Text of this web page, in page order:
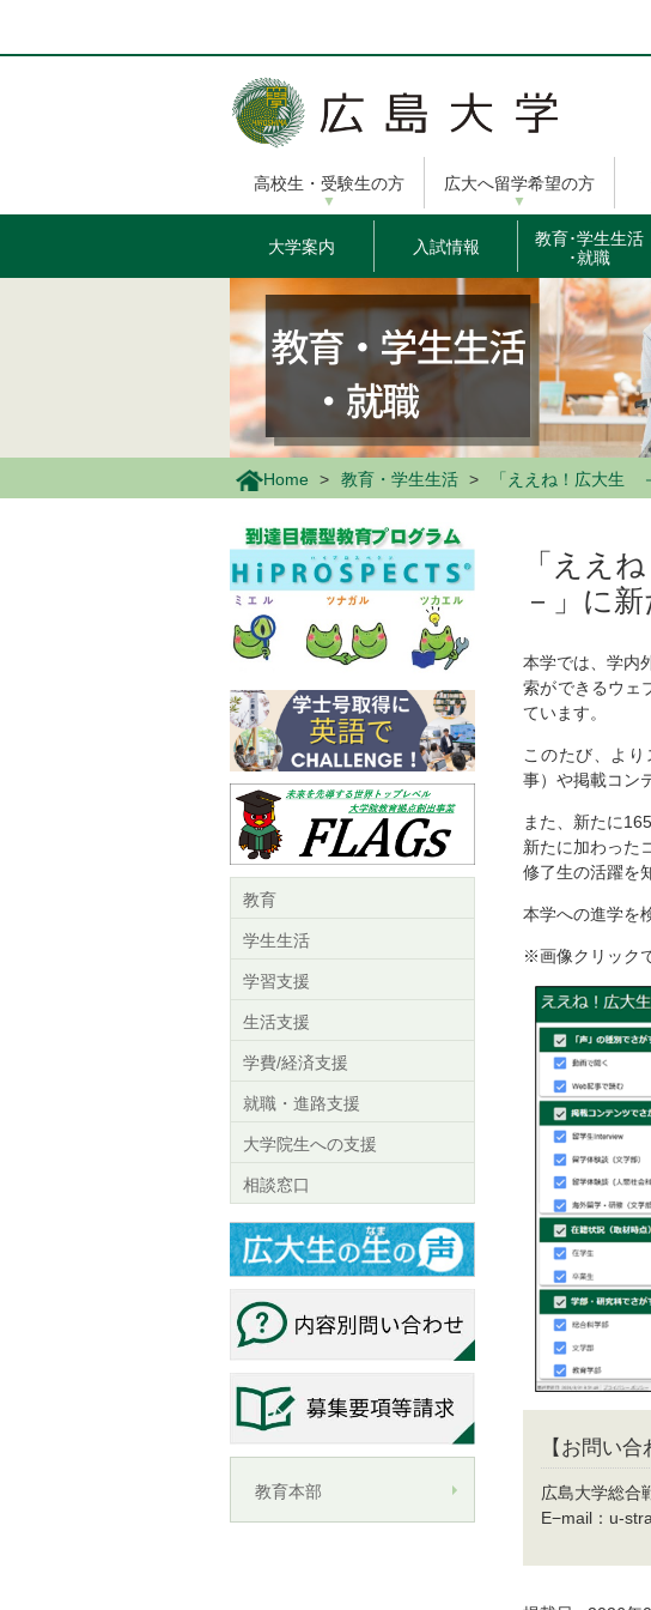
ン
に
高校生・受験生の方 広大へ留学希望の方
大学案内 入試情報
教育･学生生活
･就職
Home 教育・学生生活 「ええね！広大生
「ええ
－」に
本学では、学内
索ができるウェ
ています。
このたび、よ
事）や掲載コン
また、新たに
新たに加わった
修了生の活躍を
本学への進学を
※画像クリック
【お問い合
広島大学総合
E−mail：u-
教育
学生生活
学習支援
生活支援
学費/経済支援
就職・進路支援
大学院生への支援
相談窓口
教育本部